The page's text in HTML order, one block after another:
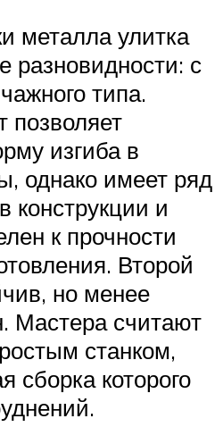
металла улитка
разновидности: с
типа.
позволяет
изгиба в
однако имеет ряд
конструкции и
к прочности
Второй
но менее
Мастера считают
станком,
сборка которого